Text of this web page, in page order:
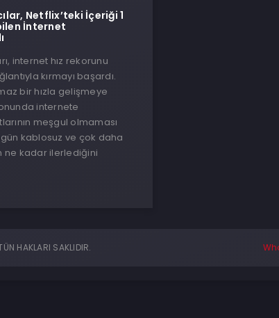
Netflix’teki İçeriği 1
İnternet
internet hız rekorunu
kırmayı başardı.
bir hızla gelişmeye
internete
meşgul olmaması
kablosuz ve çok daha
ne kadar ilerlediğini
HAKLARI SAKLIDIR.